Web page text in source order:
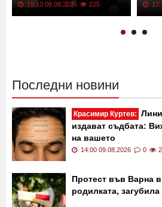
19:13 08.08.2026 225
Последни новини
Красимир Куртев:
издават съдбата:
на вашето
14:00 09.08.2026 0
Протест във Варна
родилката,